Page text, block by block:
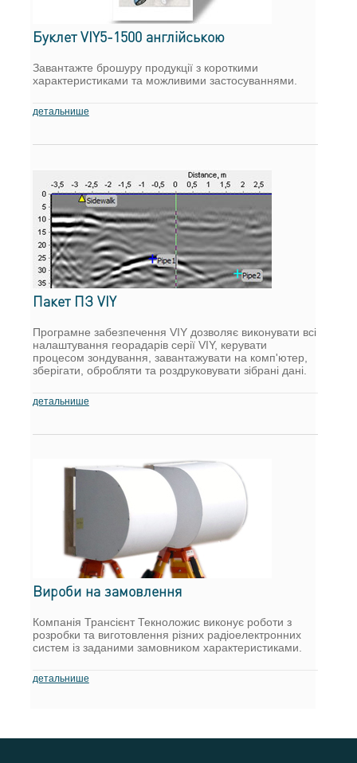
Буклет VIY5-1500 англійською
Завантажте брошуру продукції з короткими
характеристиками та можливими застосуваннями.
детальнише
Пакет ПЗ VIY
Програмне забезпечення VIY дозволяє виконувати всі
налаштування георадарів серії VIY, керувати
процесом зондування, завантажувати на комп'ютер,
зберігати, обробляти та роздруковувати зібрані дані.
детальнише
Вироби на замовлення
Компанія Трансієнт Текноложис виконує роботи з
розробки та виготовлення різних радіоелектронних
систем із заданими замовником характеристиками.
детальнише